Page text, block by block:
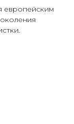
европейским